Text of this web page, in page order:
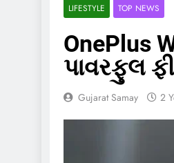
LIFESTYLE TOP NEWS
OnePlus
પાવરફુલ
Gujarat Samay 2